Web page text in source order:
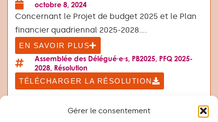
Gérer le consentement
octobre 8, 2024
Concernant le Projet de budget 2025 et le Plan
financier quadriennal 2025-2028....
EN SAVOIR PLUS
Assemblée des Délégué·e·s, PB2025, PFQ 2025-
2028, Résolution
TÉLÉCHARGER LA RÉSOLUTION